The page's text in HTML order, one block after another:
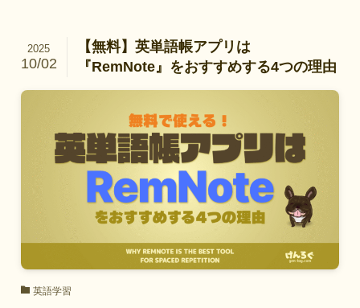
【無料】英単語帳アプリは
『RemNote』をおすすめする4つの理由
2025
10/02
英語学習